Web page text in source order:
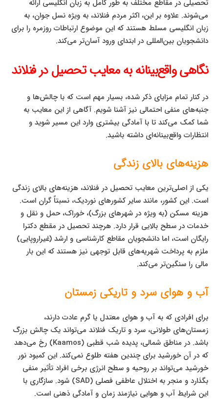
تحصیلی در مقاطع مختلف به طور کامل به زبان انگلیسی ارائه
می‌شوند. علاوه بر این، اکثر مردم فنلاند، به ویژه نسل جوان، به
زبان انگلیسی مسلط هستند که این موضوع ارتباطات روزمره را برای
دانشجویان بین‌المللی در ابتدای ورود آسان‌تر می‌کند.
نگاهی واقع‌بینانه به معایب تحصیل در فنلاند
در کنار تمام مزایای ذکر شده، بسیار مهم است که با چالش‌ها و
جنبه‌های منفی احتمالی نیز آشنا شویم. آگاهی از این معایب به
شما کمک می‌کند تا با آمادگی بیشتری وارد این مسیر شوید و
انتظارات واقع‌بینانه‌ای داشته باشید.
هزینه‌های بالای زندگی
یکی از اصلی‌ترین معایب تحصیل در فنلاند، هزینه‌های بالای زندگی
است. این کشور، مانند سایر کشورهای نوردیک، نسبتاً گران است.
هزینه مسکن (به ویژه در شهرهای بزرگ)، خوراک، حمل و نقل و
خدمات در سطح بالایی قرار دارد. هرچند تحصیل در مقطع دکترا
رایگان است، اما دانشجویان مقاطع کارشناسی و ارشد (غیراروپایی)
ملزم به پرداخت شهریه‌های قابل توجهی نیز هستند که این بار
مالی را سنگین‌تر می‌کند.
آب و هوای سرد و تاریکی زمستان
برای افرادی که به آب و هوای معتدل یا گرم عادت دارند،
زمستان‌های طولانی، سرد و تاریک فنلاند می‌تواند یک چالش بزرگ
باشد. در مناطق شمالی، پدیده شب قطبی (Kaamos) رخ می‌دهد
که در آن خورشید برای چندین هفته طلوع نمی‌کند. این کمبود نور
خورشید می‌تواند بر روحیه و سطح انرژی برخی افراد تأثیر منفی
بگذارد و منجر به اختلال عاطفی فصلی (SAD) شود. سازگاری با
این شرایط آب و هوایی نیازمند زمان و آمادگی ذهنی است.